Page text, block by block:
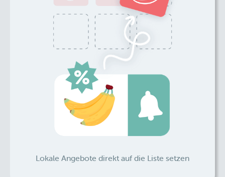
Lokale Angebote direkt auf die Liste setzen